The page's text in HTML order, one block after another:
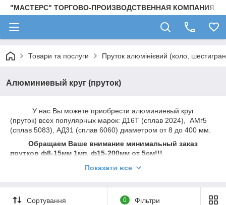
"МАСТЕРС" ТОРГОВО-ПРОИЗВОДСТВЕННАЯ КОМПАНИЯ
Товари та послуги Пруток алюмінієвий (коло,
Алюминиевый круг (пруток)
У нас Вы можете приобрести алюминиевый круг
(пруток) всех популярных марок: Д16Т (сплав 2024), АМг5
(сплав 5083), АД31 (сплав 6060) диаметром от 8 до 400 мм.
Обращаем Ваше внимание минимальный заказ
прутков ф8-15мм 1мп, ф15-200мм от 5см!!!
Вся продукция представлена в нашей компании
международных стандартов.
Показати все
Сортування 0 Фільтри